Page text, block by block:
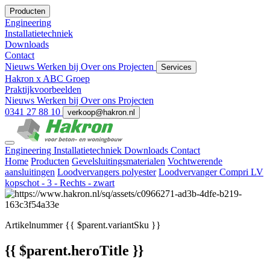
Producten
Engineering
Installatietechniek
Downloads
Contact
Nieuws Werken bij Over ons Projecten Services
Hakron x ABC Groep
Praktijkvoorbeelden
Nieuws Werken bij Over ons Projecten
0341 27 88 10
verkoop@hakron.nl
Engineering Installatietechniek Downloads Contact
Home Producten Gevelsluitingsmaterialen Vochtwerende
aansluitingen Loodvervangers polyester Loodvervanger Compri LV
kopschot - 3 - Rechts - zwart
Artikelnummer{{ $parent.variantSku }}
{{ $parent.heroTitle }}